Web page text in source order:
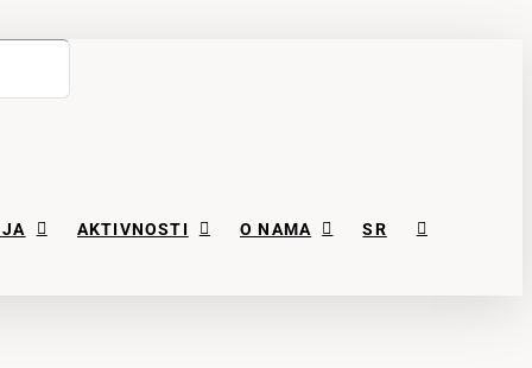
AKTIVNOSTI O NAMA SR